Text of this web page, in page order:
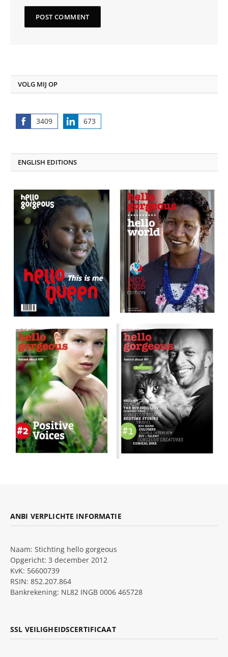
VOLG MIJ OP
3409
Share
673
Share
ENGLISH EDITIONS
ANBI VERPLICHTE INFORMATIE
Naam: Stichting hello gorgeous
Opgericht: 3 december 2012
KvK: 56600739
RSIN: 852.207.864
Bankrekening: NL82 INGB 0006 465728
SSL VEILIGHEIDSCERTIFICAAT